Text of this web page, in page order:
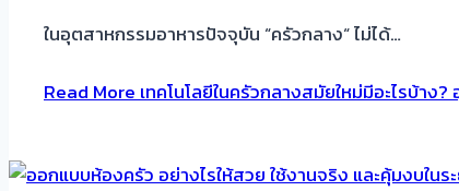
ในอุตสาหกรรมอาหารปัจจุบัน “ครัวกลาง“ ไม่ได้…
Read More เทคโนโลยีในครัวกลางสมัยใหม่มีอะไรบ้า